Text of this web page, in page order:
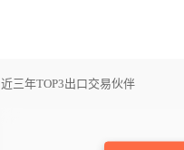
近三年TOP3出口交易伙伴